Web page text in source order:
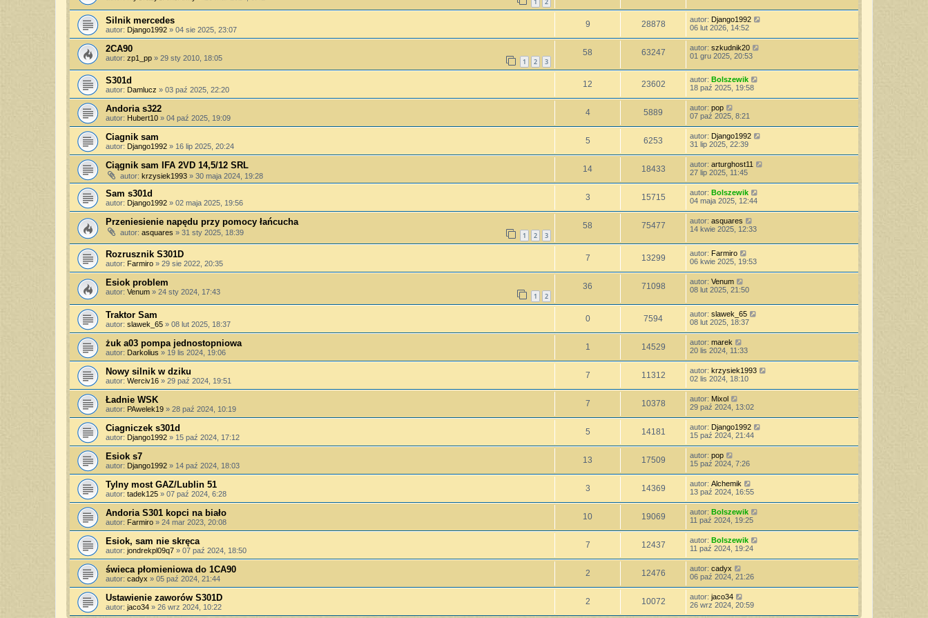
Silnik mercedes
autor: Django1992 » 04 sie 2025, 23:07
9 28878 autor: Django1992
06 lut 2026, 14:52
2CA90
autor: zp1_pp » 29 sty 2010, 18:05 1 2 3
58 63247 autor: szkudnik20
01 gru 2025, 20:53
S301d
autor: Damlucz » 03 paź 2025, 22:20
12 23602 autor: Bolszewik
18 paź 2025, 19:58
Andoria s322
autor: Hubert10 » 04 paź 2025, 19:09
4 5889 autor: pop
07 paź 2025, 8:21
Ciagnik sam
autor: Django1992 » 16 lip 2025, 20:24
5 6253 autor: Django1992
31 lip 2025, 22:39
Ciągnik sam IFA 2VD 14,5/12 SRL
autor: krzysiek1993 » 30 maja 2024, 19:28
14 18433 autor: arturghost11
27 lip 2025, 11:45
Sam s301d
autor: Django1992 » 02 maja 2025, 19:56
3 15715 autor: Bolszewik
04 maja 2025, 12:44
Przeniesienie napędu przy pomocy łańcucha
autor: asquares » 31 sty 2025, 18:39 1 2 3
58 75477 autor: asquares
14 kwie 2025, 12:33
Rozrusznik S301D
autor: Farmiro » 29 sie 2022, 20:35
7 13299 autor: Farmiro
06 kwie 2025, 19:53
Esiok problem
autor: Venum » 24 sty 2024, 17:43 1 2
36 71098 autor: Venum
08 lut 2025, 21:50
Traktor Sam
autor: slawek_65 » 08 lut 2025, 18:37
0 7594 autor: slawek_65
08 lut 2025, 18:37
żuk a03 pompa jednostopniowa
autor: Darkolius » 19 lis 2024, 19:06
1 14529 autor: marek
20 lis 2024, 11:33
Nowy silnik w dziku
autor: Werciv16 » 29 paź 2024, 19:51
7 11312 autor: krzysiek1993
02 lis 2024, 18:10
Ładnie WSK
autor: PAwelek19 » 28 paź 2024, 10:19
7 10378 autor: Mixol
29 paź 2024, 13:02
Ciagniczek s301d
autor: Django1992 » 15 paź 2024, 17:12
5 14181 autor: Django1992
15 paź 2024, 21:44
Esiok s7
autor: Django1992 » 14 paź 2024, 18:03
13 17509 autor: pop
15 paź 2024, 7:26
Tylny most GAZ/Lublin 51
autor: tadek125 » 07 paź 2024, 6:28
3 14369 autor: Alchemik
13 paź 2024, 16:55
Andoria S301 kopci na biało
autor: Farmiro » 24 mar 2023, 20:08
10 19069 autor: Bolszewik
11 paź 2024, 19:25
Esiok, sam nie skręca
autor: jondrekpl09q7 » 07 paź 2024, 18:50
7 12437 autor: Bolszewik
11 paź 2024, 19:24
świeca płomieniowa do 1CA90
autor: cadyx » 05 paź 2024, 21:44
2 12476 autor: cadyx
06 paź 2024, 21:26
Ustawienie zaworów S301D
autor: jaco34 » 26 wrz 2024, 10:22
2 10072 autor: jaco34
26 wrz 2024, 20:59